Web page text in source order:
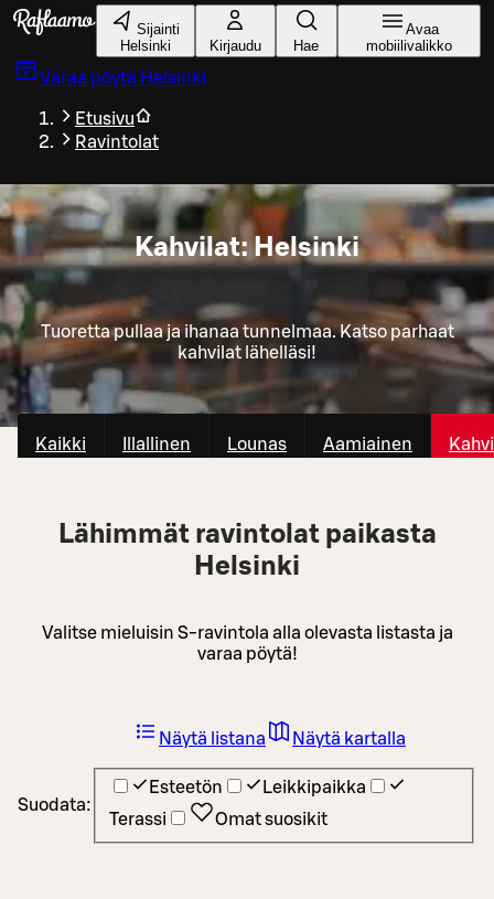
Siirry pääsisältöön
Sijainti
Helsinki
Kirjaudu Hae
Avaa
mobiilivalikko
Varaa pöytä Helsinki
Etusivu
Ravintolat
Kahvilat: Helsinki
Tuoretta pullaa ja ihanaa tunnelmaa. Katso parhaat
kahvilat lähelläsi!
Kaikki Illallinen Lounas Aamiainen
Lähimmät ravintolat paikasta
Helsinki
Valitse mieluisin S-ravintola alla olevasta listasta ja
varaa pöytä!
Suodata:
Esteetön
Leikkipaikka
Terassi
Omat suosikit
Näytä listana Näytä kartalla